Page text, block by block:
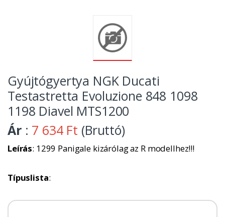
Gyújtógyertya NGK Ducati
Testastretta Evoluzione 848 1098
1198 Diavel MTS1200
Ár : 7 634 Ft (Bruttó)
Leírás: 1299 Panigale kizárólag az R modellhez!!!
Típuslista: